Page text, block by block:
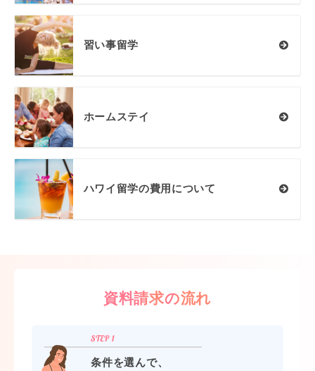
習い事留学
ホームステイ
ハワイ留学の費用について
資料請求の流れ
条件を選んで、